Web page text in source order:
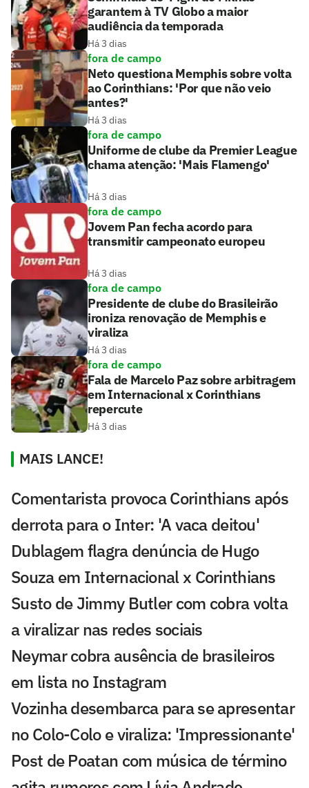
garantem à TV Globo a maior
audiência da temporada
Há 3 dias
fora de campo
Neto questiona Memphis sobre volta
ao Corinthians: 'Por que não veio
antes?'
Há 3 dias
fora de campo
Uniforme de clube da Premier League
chama atenção: 'Mais Flamengo'
Há 3 dias
fora de campo
Jovem Pan fecha acordo para
transmitir campeonato europeu
Há 3 dias
fora de campo
Presidente de clube do Brasileirão
ironiza renovação de Memphis e
viraliza
Há 3 dias
fora de campo
Fala de Marcelo Paz sobre arbitragem
em Internacional x Corinthians
repercute
Há 3 dias
MAIS LANCE!
Comentarista provoca Corinthians após
derrota para o Inter: 'A vaca deitou'
Dublagem flagra denúncia de Hugo
Souza em Internacional x Corinthians
Susto de Jimmy Butler com cobra volta
a viralizar nas redes sociais
Neymar cobra ausência de brasileiros
em lista no Instagram
Vozinha desembarca para se apresentar
no Colo-Colo e viraliza: 'Impressionante'
Post de Poatan com música de término